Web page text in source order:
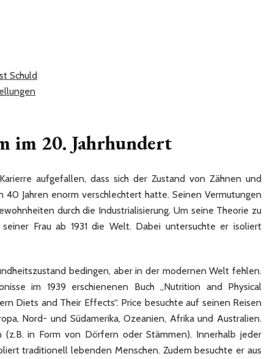
Schuld
im 20. Jahrhundert
aufgefallen, dass sich der Zustand von Zähnen und
Jahren enorm verschlechtert hatte. Seinen Vermutungen
durch die Industrialisierung. Um seine Theorie zu
Frau ab 1931 die Welt. Dabei untersuchte er isoliert
bedingen, aber in der modernen Welt fehlen.
im 1939 erschienenen Buch „Nutrition and Physical
Diets and Their Effects“. Price besuchte auf seinen Reisen
Nord- und Südamerika, Ozeanien, Afrika und Australien.
in Form von Dörfern oder Stämmen). Innerhalb jeder
traditionell lebenden Menschen. Zudem besuchte er aus